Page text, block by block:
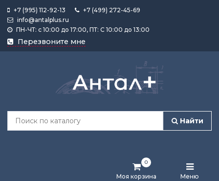
+7 (995) 112-92-13
+7 (499) 272-45-69
info@antalplus.ru
ПН-ЧТ: с 10:00 до 17:00, ПТ: С 10:00 до 13:00
Перезвоните мне
Найти
Моя корзина
0
Меню
Каталог
продукции
Лента